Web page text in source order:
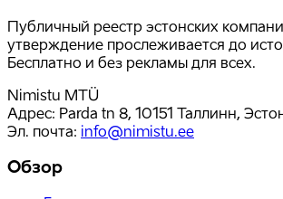
Публичный реестр эстонских
утверждение прослеживается до
Бесплатно и без рекламы для всех.
Nimistu MTÜ
Адрес: Parda tn 8, 10151 Таллинн,
Эл. почта: info@nimistu.ee
Обзор